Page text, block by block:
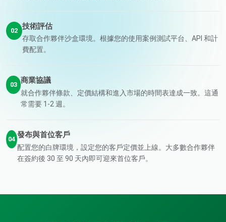
02 技術評估
存取合作夥伴沙盒環境。根據您的使用案例測試平台、API 和計
費配置。
03 商業協議
就合作夥伴條款、定價結構和進入市場的時間表達成一致。這通
常需要 1-2 週。
04 發布與首位客戶
配置您的白牌環境，設定您的客戶定價並上線。大多數合作夥伴
在簽約後 30 至 90 天內即可迎來首位客戶。